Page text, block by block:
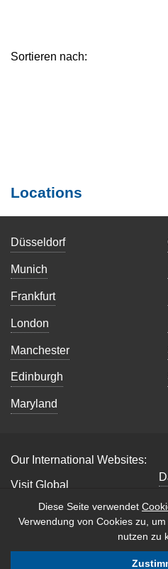
Sortieren nach:
Locations
Düsseldorf
Munich
Frankfurt
London
Manchester
Edinburgh
Maryland
Our International Websites:
Visit Global
Diese Seite verwendet
Verwendung von Cookies zu,
nutzen zu